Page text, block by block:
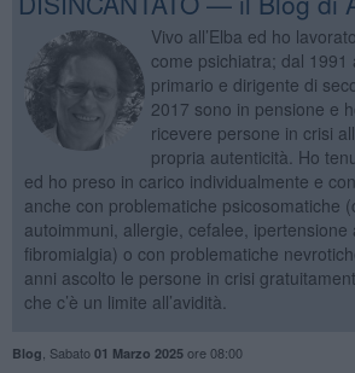
Vivo all’Elba ed ho
come psichiatra; dal 1991
primario e dirigente di
2017 sono in pensione e
ricevere persone in crisi
propria autenticità. Ho
ed ho preso in carico individualmente e
anche con problematiche psicosomatiche
autoimmuni, allergie, cefalee, ipertensione
fibromialgia) o con problematiche
anni ascolto le persone in crisi
che c’è un limite all’avidità.
Blog Sabato 01 Marzo 2025ore 08:00